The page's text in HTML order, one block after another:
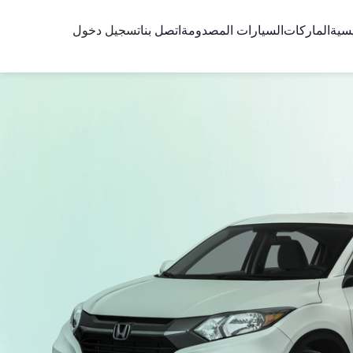
الماركات السيارات المصدومة اتصل بناتسجيل دخول